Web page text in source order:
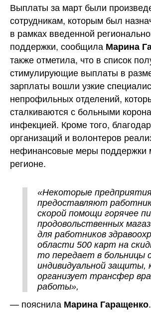
Выплаты за март были
сотрудникам, которым был
в рамках введенной
поддержки, сообщила Марина
также отметила, что в список
стимулирующие выплаты в
зарплаты вошли узкие
непрофильных отделений,
сталкиваются с больными
инфекцией. Кроме того,
организаций и волонтеров
нефинансовые меры поддержки
регионе.
«Некоторые
предоставляют
скорой помощи горячее
продовольственных
для работников
области 500 карт на
то передает в больницы
индивидуальной защиты,
организует трансфер
работы»,
— пояснила Марина Гаращенко.